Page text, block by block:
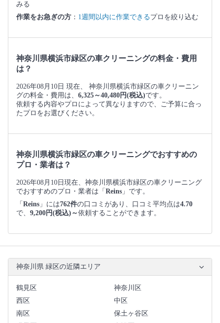
みる
作業をお急ぎの方 ： 1週間以内に作業できるプロを絞り込む
神奈川県横浜市緑区の車クリーニングの料金・費用
は？
2026年08月10日 現在、 神奈川県横浜市緑区の車クリーニン
グの料金・費用は、 6,325～40,480円(税込)です。
依頼する内容やプロによって異なりますので、ご予算に合っ
たプロをお選びください。
神奈川県横浜市緑区の車クリーニングでおすすめの
プロ・業者は？
2026年08月10日現在、神奈川県横浜市緑区の車クリーニング
でおすすめのプロ・業者は「Reins 」です。
「Reins 」には762件の口コミがあり、口コミ平均点は4.70
で、 9,200円(税込)～依頼することができます。
神奈川県 緑区の近隣エリア
鶴見区
神奈川区
西区
中区
南区
保土ヶ谷区